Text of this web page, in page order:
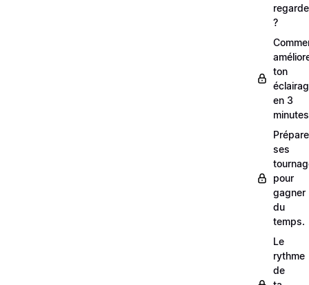
?
ton
en 3
ses
pour
gagner
du
temps.
Le
rythme
de